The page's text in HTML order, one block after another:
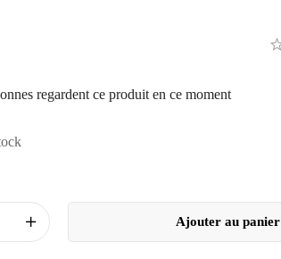
regardent ce produit en ce moment
Ajouter au panier